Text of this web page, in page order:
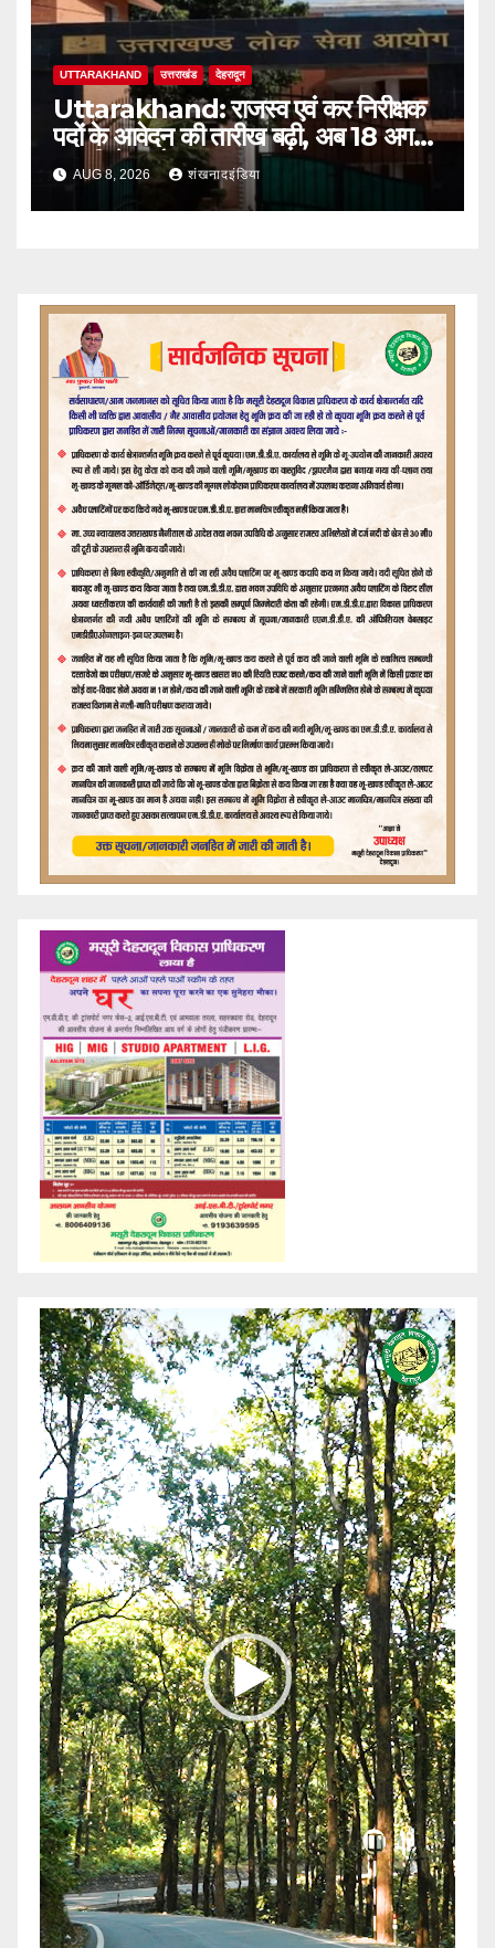
UTTARAKHAND उत्तराखंड देहरादून
Uttarakhand: राजस्व एवं कर निरीक्षक
पदों के आवेदन की तारीख बढ़ी, अब 18 अगस्त
तक मिलेगा मौका
AUG 8, 2026 शंखनादइंडिया
Video
Player